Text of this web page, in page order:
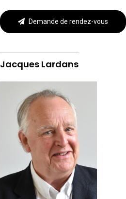
Demande de rendez-vous
Jacques Lardans